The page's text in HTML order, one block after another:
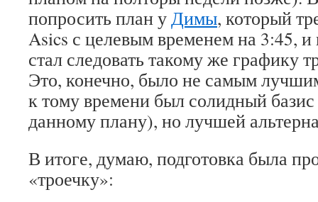
попросить план у Димы, который
Asics с целевым временем на 3:45, и
стал следовать такому же графику
Это, конечно, было не самым
к тому времени был солидный
данному плану), но лучшей
В итоге, думаю, подготовка была
«троечку»: